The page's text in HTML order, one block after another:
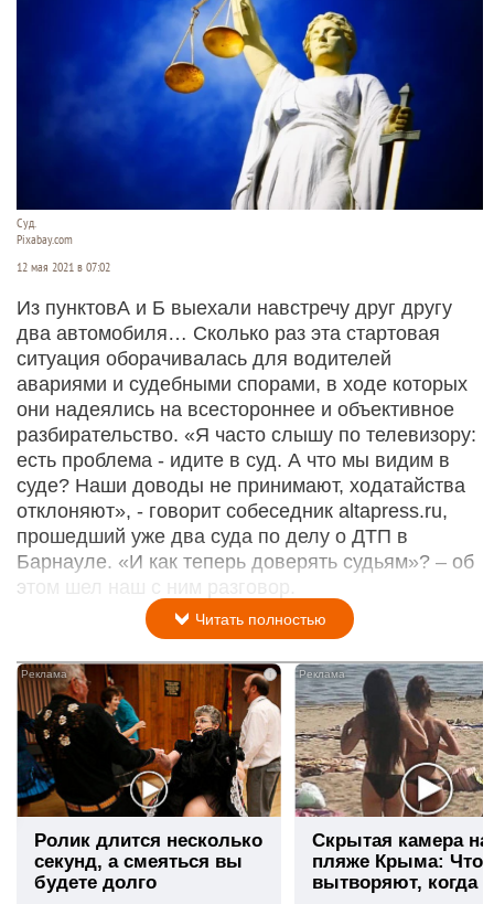
Суд.
Pixabay.com
12 мая 2021 в 07:02
Из пунктовА и Б выехали навстречу друг другу
два автомобиля… Сколько раз эта стартовая
ситуация оборачивалась для водителей
авариями и судебными спорами, в ходе которых
они надеялись на всестороннее и объективное
разбирательство. «Я часто слышу по телевизору:
есть проблема - идите в суд. А что мы видим в
суде? Наши доводы не принимают, ходатайства
отклоняют», - говорит собеседник altapress.ru,
прошедший уже два суда по делу о ДТП в
Барнауле. «И как теперь доверять судьям»? – об
этом шел наш с ним разговор.
Читать полностью
Ролик длится несколько
секунд, а смеяться вы
будете долго
Скрытая камера на
пляже Крыма: Что
вытворяют, когда